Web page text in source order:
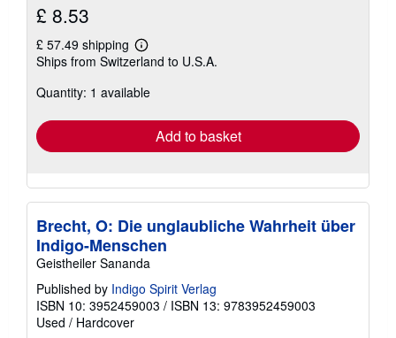
£ 8.53
£ 57.49 shipping
Learn
more
shipping
Ships from Switzerland to U.S.A.
Quantity: 1 available
Add to basket
Brecht, O: Die unglaubliche Wahrheit über
Indigo-Menschen
Geistheiler Sananda
Published by Indigo Spirit Verlag
ISBN 10: 3952459003 / ISBN 13: 9783952459003
Used / Hardcover